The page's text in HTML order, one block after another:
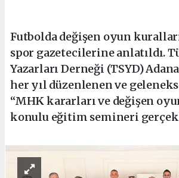
Futbolda değişen oyun
spor gazetecilerine anlatıldı.
Yazarları Derneği (TSYD)
her yıl düzenlenen ve
“MHK kararları ve değişen
konulu eğitim semineri